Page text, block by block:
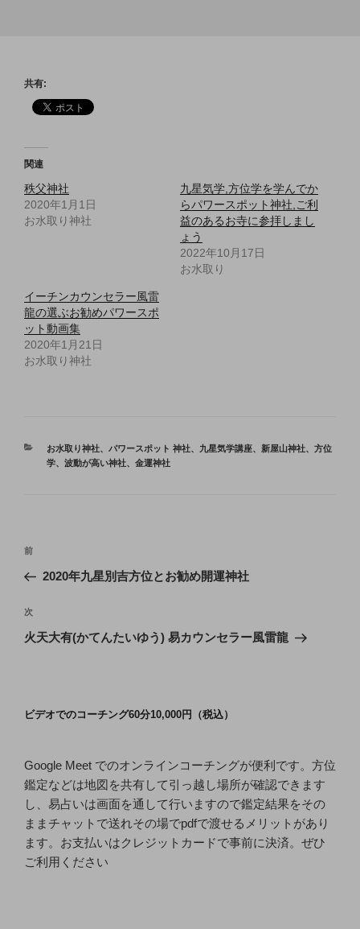
共有:
関連
秩父神社
2020年1月1日
お水取り神社
九星気学,方位学を学んでか
らパワースポット神社,ご利
益のあるお寺に参拝しまし
ょう
2022年10月17日
お水取り
イーチンカウンセラー風雷
龍の選ぶお勧めパワースポ
ット動画集
2020年1月21日
お水取り神社
カ
テ
お水取り神社、 パワースポット 神社、 九星気学講座、 新屋山神社、 方位
学、 波動が高い神社、 金運神社
投
ナ
ビ
ゲ
ン
前
の
稿
前
2020年九星別吉方位とお勧め開運神社
次
の
次
火天大有(かてんたいゆう) 易カウンセラー風雷龍
ビデオでのコーチング60分10,000円（税込）
Google Meet でのオンラインコーチングが便利です。方位
鑑定などは地図を共有して引っ越し場所が確認できます
し、易占いは画面を通して行いますので鑑定結果をその
ままチャットで送れその場でpdfで渡せるメリットがあり
ます。お支払いはクレジットカードで事前に決済。ぜひ
ご利用ください